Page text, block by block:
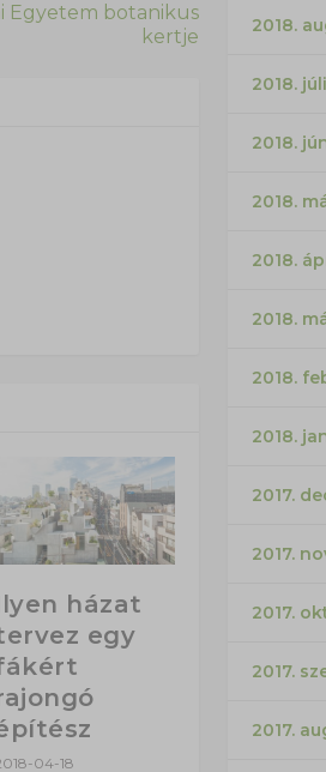
Egyetem botanikus
kertje
házat
egy
04-18
2018.
2018.
2018.
2018.
2018.
2018.
2018.
2018.
2017.
2017.
2017.
2017.
2017.